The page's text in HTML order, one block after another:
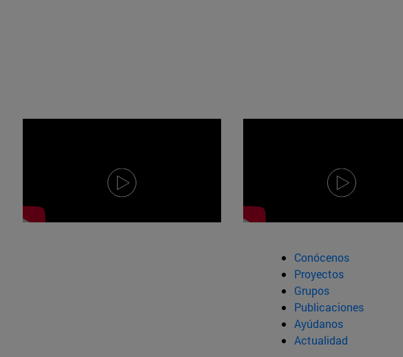
Conócenos
Proyectos
Grupos
Publicaciones
Ayúdanos
Actualidad